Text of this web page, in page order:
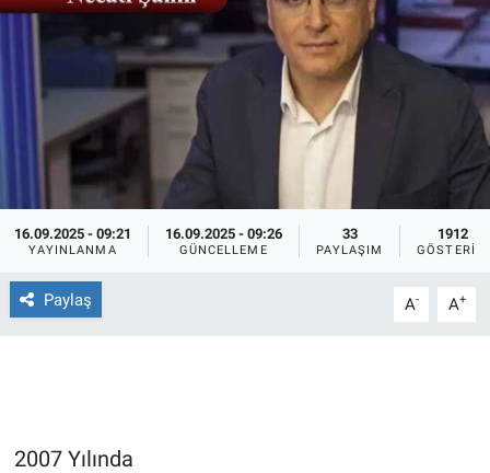
16.09.2025 - 09:21
YAYINLANMA
16.09.2025 - 09:26
GÜNCELLEME
33
PAYLAŞIM
1912
GÖSTERIM
Paylaş A- A+
2007 Yılında
Ege'den Esintiler
Eğitim
Eğlence
Ekonomi
Gerçeğin İzinde
İletişim